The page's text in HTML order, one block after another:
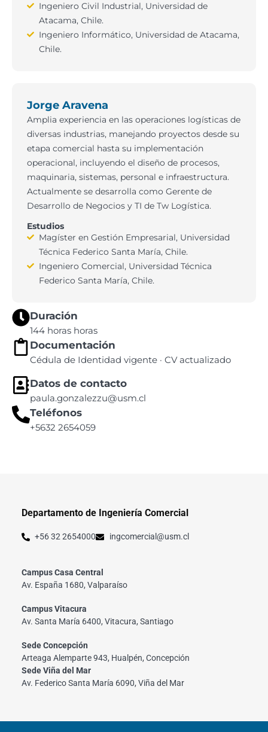
Ingeniero Civil Industrial, Universidad de
Atacama, Chile.
Ingeniero Informático, Universidad de Atacama,
Chile.
Jorge Aravena
Amplia experiencia en las operaciones logísticas de
diversas industrias, manejando proyectos desde su
etapa comercial hasta su implementación
operacional, incluyendo el diseño de procesos,
maquinaria, sistemas, personal e infraestructura.
Actualmente se desarrolla como Gerente de
Desarrollo de Negocios y TI de Tw Logística.
Estudios
Magíster en Gestión Empresarial, Universidad
Técnica Federico Santa María, Chile.
Ingeniero Comercial, Universidad Técnica
Federico Santa María, Chile.
Duración
144 horas horas
Documentación
Cédula de Identidad vigente · CV actualizado
Datos de contacto
paula.gonzalezzu@usm.cl
Teléfonos
+5632 2654059
Departamento de Ingeniería Comercial
+56 32 2654000 ingcomercial@usm.cl
Campus Casa Central
Av. España 1680, Valparaíso
Campus Vitacura
Av. Santa María 6400, Vitacura, Santiago
Sede Concepción
Arteaga Alemparte 943, Hualpén, Concepción
Sede Viña del Mar
Av. Federico Santa María 6090, Viña del Mar